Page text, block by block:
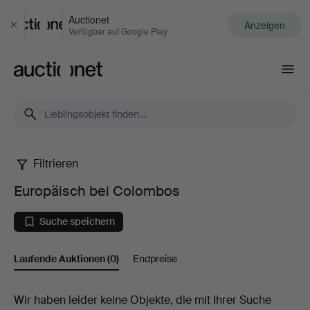
Schließen
Auctionet
Verfügbar auf Google Play Anzeigen
Europäisch
bei
Colombos
Filtrieren
Europäisch bei Colombos
Suche speichern
Laufende Auktionen(0) Endpreise
Laufende
Wir haben leider keine Objekte, die mit Ihrer Suche